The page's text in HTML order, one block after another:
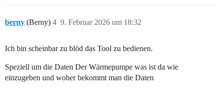
berny (Berny) 9. Februar 2026 um 18:32
4
Ich bin scheinbar zu blöd das Tool zu bedienen.
Speziell um die Daten Der Wärmepumpe was ist da wie
einzugeben und woher bekommt man die Daten